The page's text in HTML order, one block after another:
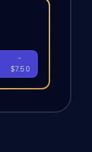
-
$7.50